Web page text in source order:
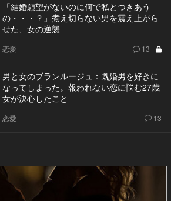
「結婚願望がないのに何で私とつきあう
の・・・？」煮え切らない男を震え上がら
せた、女の逆襲
恋愛 13
男と女のブランルージュ：既婚男を好きに
なってしまった。報われない恋に悩む27歳
女が決心したこと
恋愛 13